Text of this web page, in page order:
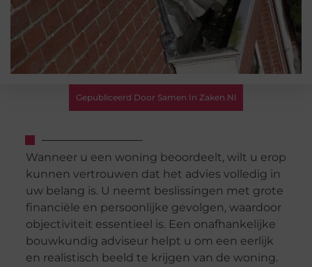
Gepubliceerd Door Samen In Zaken.nl
Wanneer u een woning beoordeelt, wilt u erop
kunnen vertrouwen dat het advies volledig in
uw belang is. U neemt beslissingen met grote
financiële en persoonlijke gevolgen, waardoor
objectiviteit essentieel is. Een onafhankelijke
bouwkundig adviseur helpt u om een eerlijk
en realistisch beeld te krijgen van de woning.